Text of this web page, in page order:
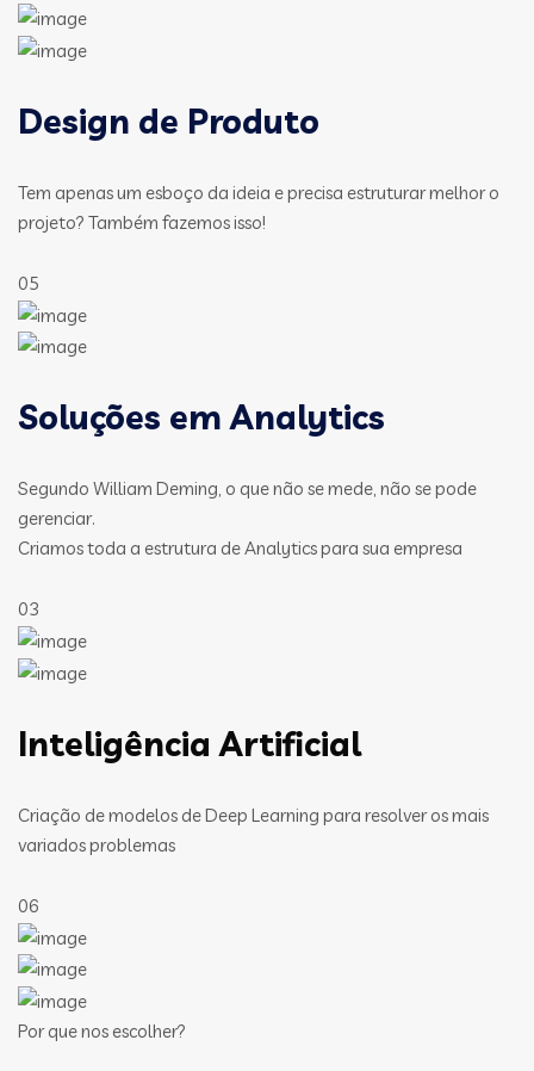
Design de Produto
Tem apenas um esboço da ideia e precisa estruturar melhor o
projeto? Também fazemos isso!
05
Soluções em Analytics
Segundo William Deming, o que não se mede, não se pode
gerenciar.
Criamos toda a estrutura de Analytics para sua empresa
03
Inteligência Artificial
Criação de modelos de Deep Learning para resolver os mais
variados problemas
06
Por que nos escolher?